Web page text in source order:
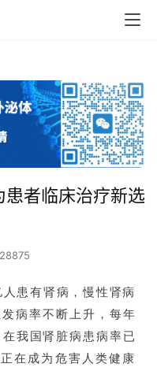
者临床治疗新选
患有肾病，慢性肾病
病率不断上升，每年
我国肾脏病患病率已
在成为危害人类健康